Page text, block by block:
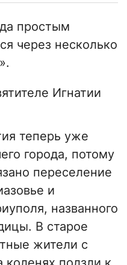
простым
через несколько
Игнатии
теперь уже
города, потому
переселение
и
названного
В старое
жители с